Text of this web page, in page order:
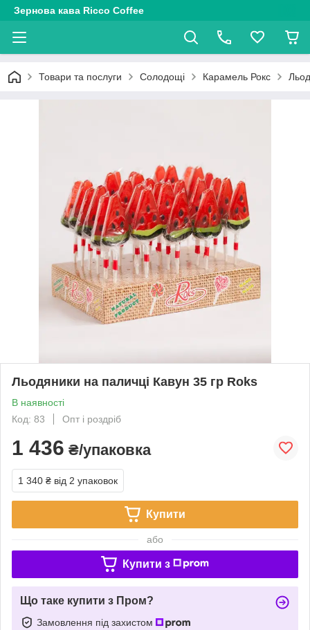
Зернова кава Ricco Coffee
Товари та послуги Солодощі Карамель Рокс
Льодяники на паличці Кавун 35 гр Roks
В наявності
Код: 83
Опт і роздріб
1 436 ₴/упаковка
1 340 ₴ від 2 упаковок
Купити
або
Купити з
Що таке купити з Пром?
Замовлення під захистом